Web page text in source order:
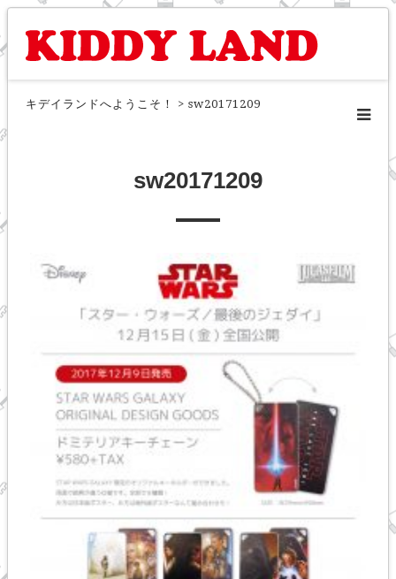
キデイランドへようこそ！ > sw20171209
sw20171209